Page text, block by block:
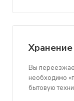
Вы
необходимо
бытовую